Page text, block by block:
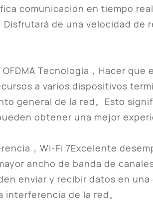
comunicación en tiempo
de una velocidad de
OFDMA Tecnología，Hacer
a varios dispositivos
general de la red。Esto
obtener una mejor
，Wi-Fi 7Excelente
ancho de banda de
enviar y recibir datos en una
interferencia de la red。